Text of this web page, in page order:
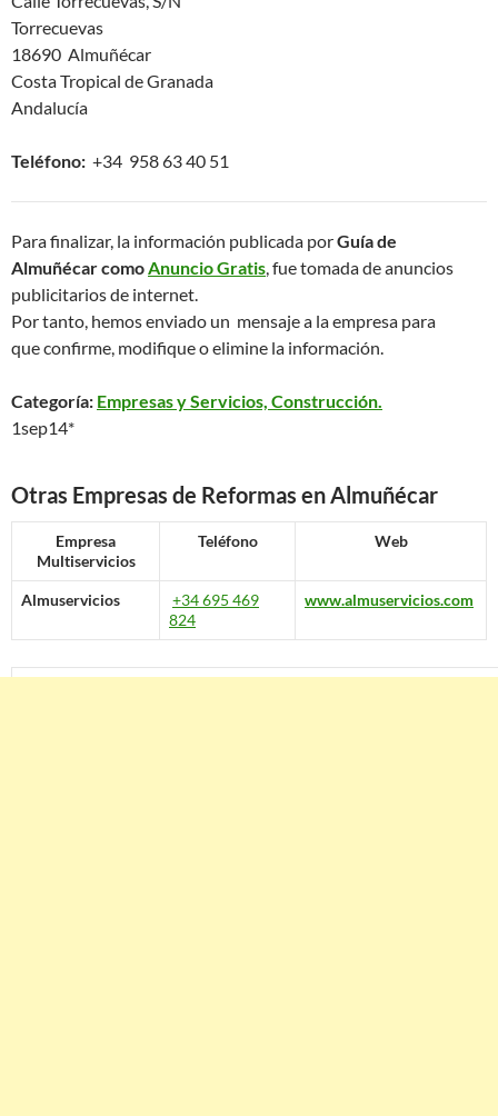
Torrecuevas
18690 Almuñécar
Costa Tropical de Granada
Andalucía
Teléfono: +34 958 63 40 51
Para finalizar, la información publicada porGuía de
Almuñécar comoAnuncio Gratis, fue tomada de anuncios
publicitarios de internet.
Por tanto, hemos enviado un mensaje a la empresa para
que confirme, modifique o elimine la información.
Categoría: Empresas y Servicios, Construcción.
1sep14*
Otras Empresas de Reformas en Almuñécar
Empresa
Multiservicios
Teléfono Web
Almuservicios
+34 695 469
824
www.almuservicios.com